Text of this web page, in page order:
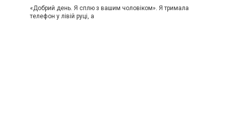
«Добрий день. Я сплю з вашим чоловіком». Я тримала
телефон у лівій руці, а